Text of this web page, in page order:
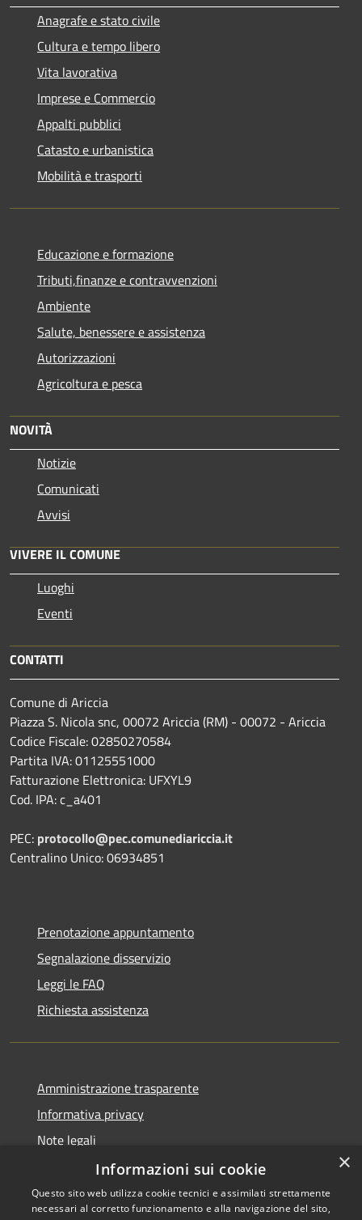
Anagrafe e stato civile
Cultura e tempo libero
Vita lavorativa
Imprese e Commercio
Appalti pubblici
Catasto e urbanistica
Mobilità e trasporti
Educazione e formazione
Tributi,finanze e contravvenzioni
Ambiente
Salute, benessere e assistenza
Autorizzazioni
Agricoltura e pesca
NOVITÀ
Notizie
Comunicati
Avvisi
VIVERE IL COMUNE
Luoghi
Eventi
CONTATTI
Comune di Ariccia
Piazza S. Nicola snc, 00072 Ariccia (RM) - 00072 - Ariccia
Codice Fiscale: 02850270584
Partita IVA: 01125551000
Fatturazione Elettronica: UFXYL9
Cod. IPA: c_a401
PEC: protocollo@pec.comunediariccia.it
Centralino Unico: 06934851
Prenotazione appuntamento
Segnalazione disservizio
Leggi le FAQ
Richiesta assistenza
Amministrazione trasparente
Informativa privacy
Note legali
Dichiarazione di accessibilità
×
Informazioni sui cookie
Questo sito web utilizza cookie tecnici e assimilati strettamente
necessari al corretto funzionamento e alla navigazione del sito,